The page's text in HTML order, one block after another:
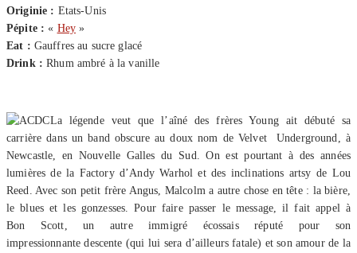
Originie : Etats-Unis
Pépite : « Hey»
Eat : Gauffres au sucre glacé
Drink : Rhum ambré à la vanille
La légende veut que l’aîné des frères Young ait débuté sa
carrière dans un band obscure au doux nom de Velvet Underground, à
Newcastle, en Nouvelle Galles du Sud. On est pourtant à des années
lumières de la Factory d’Andy Warhol et des inclinations artsy de Lou
Reed. Avec son petit frère Angus, Malcolm a autre chose en tête : la bière,
le blues et les gonzesses. Pour faire passer le message, il fait appel à
Bon Scott, un autre immigré écossais réputé pour son
impressionnante descente (qui lui sera d’ailleurs fatale) et son amour de la